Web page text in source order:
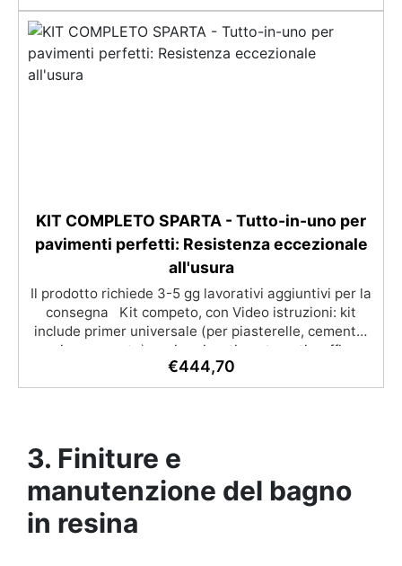
di almeno due mani. ✅ Resina metacrilica
monocomponente per consolidare e proteggere
pavimenti in cemento e calcestruzzo ✅
Penetrazione profonda grazie alla bassa viscosità,
aumentando resistenza meccanica e chimica ✅
estreme e agenti chimici
KIT COMPLETO SPARTA - Tutto-in-uno per
pavimenti perfetti: Resistenza eccezionale
all'usura
Il prodotto richiede 3-5 gg lavorativi aggiuntivi per la
consegna Kit competo, con Video istruzioni: kit
include primer universale (per piasterelle, cemento,
microcemento) resina rivestimento antigraffio,
pronto all'uso! Massima resistenza all'usura: il
sistema poliaspartico SPARTA offre una protezione
Applicazione rapida e semplice: la formulazione ad
asciugatura veloce consente di completare l'intero
processo in un solo giorno, anche per utenti non
professionisti.​ Finitura estetica personalizzabile:
inclusi paillettes decorativi per creare pavimenti con
effetti unici e brillanti.​​ Versatilità d'uso: adatto per
€444,70
3. Finiture e
manutenzione del bagno
in resina